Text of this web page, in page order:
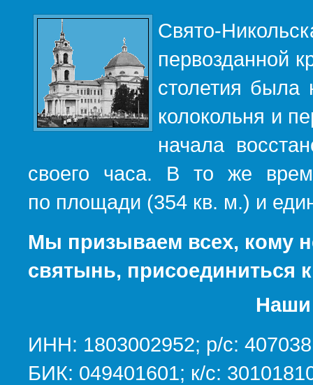
Свято-
первозданной
столетия была
колокольня и
начала
своего часа. В то же
по площади (354 кв. м.) и
Мы призываем всех, кому
святынь, присоединиться
Наши
ИНН: 1803002952; р/с:
БИК: 049401601; к/с: